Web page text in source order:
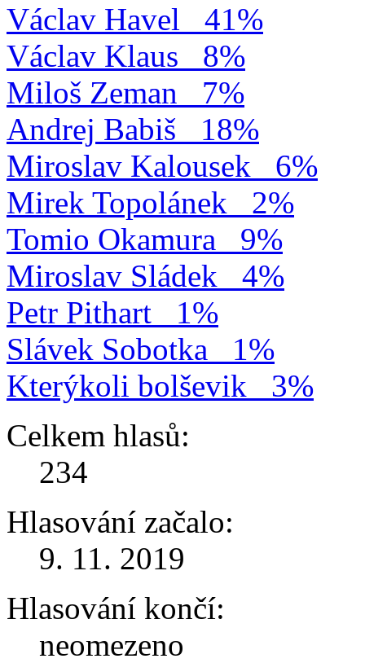
Václav Havel
41%
Václav Klaus
8%
Miloš Zeman
7%
Andrej Babiš
18%
Miroslav Kalousek
6%
Mirek Topolánek
2%
Tomio Okamura
9%
Miroslav Sládek
4%
Petr Pithart
1%
Slávek Sobotka
1%
Kterýkoli bolševik
3%
Celkem hlasů:
234
Hlasování začalo:
9. 11. 2019
Hlasování končí:
neomezeno